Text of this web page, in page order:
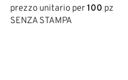
prezzo unitario per100 pz
SENZA STAMPA